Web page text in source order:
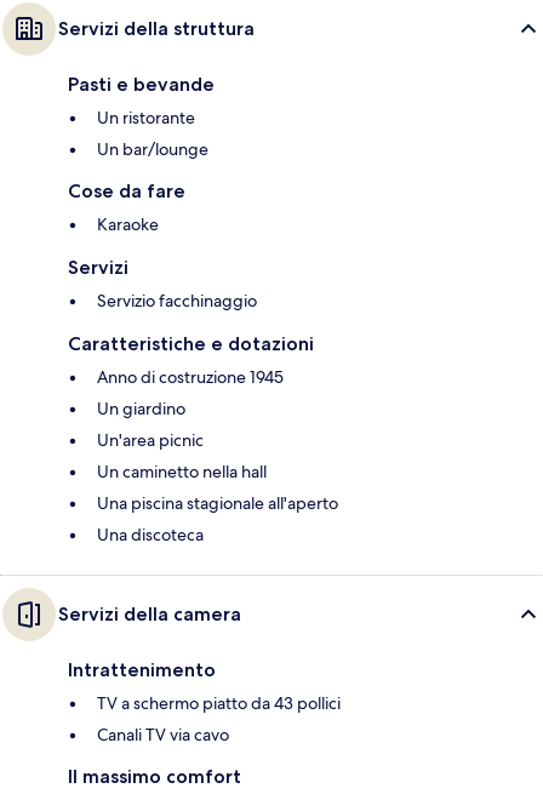
Servizi della struttura
Pasti e bevande
Un ristorante
Un bar/lounge
Cose da fare
Karaoke
Servizi
Servizio facchinaggio
Caratteristiche e dotazioni
Anno di costruzione 1945
Un giardino
Un'area picnic
Un caminetto nella hall
Una piscina stagionale all'aperto
Una discoteca
Servizi della camera
Intrattenimento
TV a schermo piatto da 43 pollici
Canali TV via cavo
Il massimo comfort